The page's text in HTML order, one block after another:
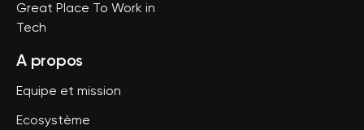
Great Place To Work in
Tech
A propos
Equipe et mission
Ecosystème